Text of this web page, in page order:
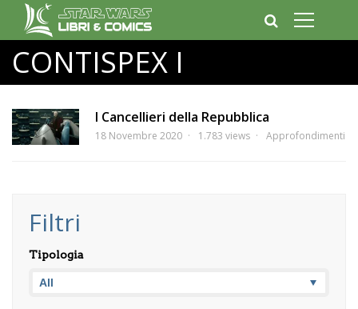
CONTISPEX I
I Cancellieri della Repubblica
18 Novembre 2020 1.783 views Approfondimenti
Filtri
Tipologia